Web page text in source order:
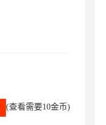
(查看需要10金币)